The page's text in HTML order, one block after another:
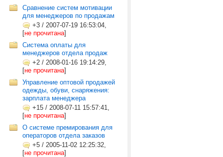
Сравнение систем мотивации
для менеджеров по продажам
+3 / 2007-07-19 16:53:04,
[не прочитана]
Система оплаты для
менеджеров отдела продаж
+2 / 2008-01-16 19:14:29,
[не прочитана]
Управление оптовой продажей
одежды, обуви, снаряжения:
зарплата менеджера
+15 / 2008-07-11 15:57:41,
[не прочитана]
О системе премирования для
операторов отдела заказов
+5 / 2005-11-02 12:25:32,
[не прочитана]